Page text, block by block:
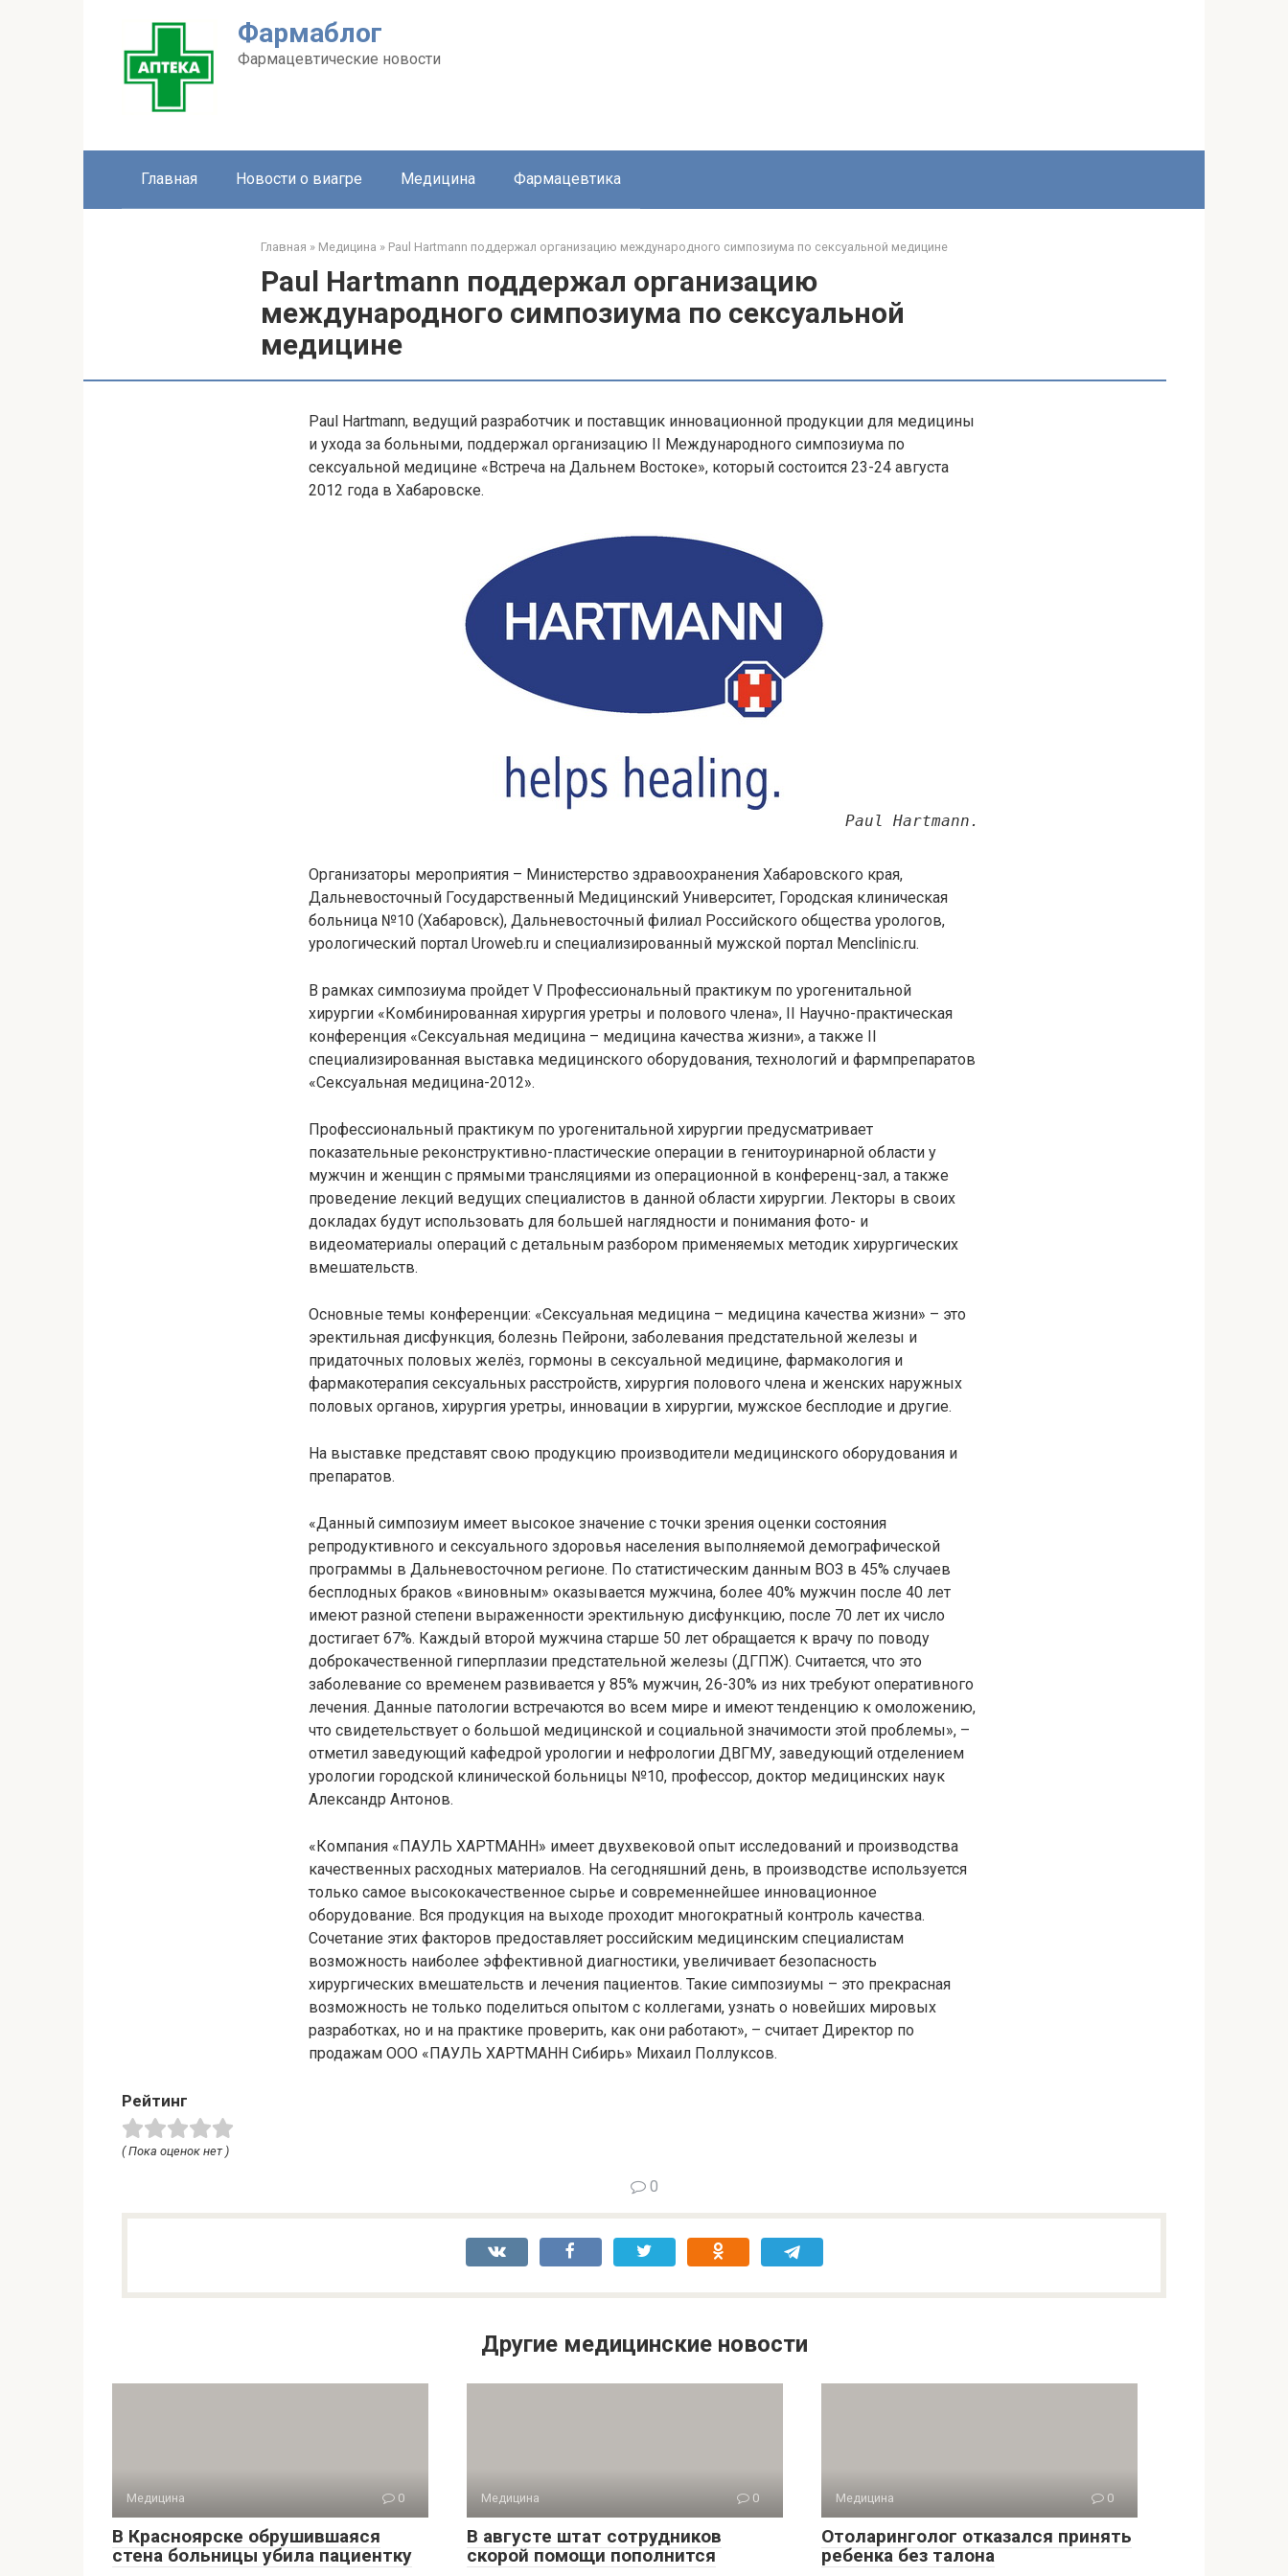
Фармаблог
Фармацевтические новости
Главная Новости о виагре Медицина Фармацевтика
Главная » Медицина » Paul Hartmann поддержал организацию международного симпозиума по сексуальной медицине
Paul Hartmann поддержал организацию
международного симпозиума по сексуальной
медицине
Paul Hartmann, ведущий разработчик и поставщик инновационной продукции для медицины
и ухода за больными, поддержал организацию II Международного симпозиума по
сексуальной медицине «Встреча на Дальнем Востоке», который состоится 23-24 августа
2012 года в Хабаровске.
Paul Hartmann.
Организаторы мероприятия – Министерство здравоохранения Хабаровского края,
Дальневосточный Государственный Медицинский Университет, Городская клиническая
больница №10 (Хабаровск), Дальневосточный филиал Российского общества урологов,
урологический портал Uroweb.ru и специализированный мужской портал Menclinic.ru.
В рамках симпозиума пройдет V Профессиональный практикум по урогенитальной
хирургии «Комбинированная хирургия уретры и полового члена», II Научно-практическая
конференция «Сексуальная медицина – медицина качества жизни», а также II
специализированная выставка медицинского оборудования, технологий и фармпрепаратов
«Сексуальная медицина-2012».
Профессиональный практикум по урогенитальной хирургии предусматривает
показательные реконструктивно-пластические операции в генитоуринарной области у
мужчин и женщин с прямыми трансляциями из операционной в конференц-зал, а также
проведение лекций ведущих специалистов в данной области хирургии. Лекторы в своих
докладах будут использовать для большей наглядности и понимания фото- и
видеоматериалы операций с детальным разбором применяемых методик хирургических
вмешательств.
Основные темы конференции: «Сексуальная медицина – медицина качества жизни» – это
эректильная дисфункция, болезнь Пейрони, заболевания предстательной железы и
придаточных половых желёз, гормоны в сексуальной медицине, фармакология и
фармакотерапия сексуальных расстройств, хирургия полового члена и женских наружных
половых органов, хирургия уретры, инновации в хирургии, мужское бесплодие и другие.
На выставке представят свою продукцию производители медицинского оборудования и
препаратов.
«Данный симпозиум имеет высокое значение с точки зрения оценки состояния
репродуктивного и сексуального здоровья населения выполняемой демографической
программы в Дальневосточном регионе. По статистическим данным ВОЗ в 45% случаев
бесплодных браков «виновным» оказывается мужчина, более 40% мужчин после 40 лет
имеют разной степени выраженности эректильную дисфункцию, после 70 лет их число
достигает 67%. Каждый второй мужчина старше 50 лет обращается к врачу по поводу
доброкачественной гиперплазии предстательной железы (ДГПЖ). Считается, что это
заболевание со временем развивается у 85% мужчин, 26-30% из них требуют оперативного
лечения. Данные патологии встречаются во всем мире и имеют тенденцию к омоложению,
что свидетельствует о большой медицинской и социальной значимости этой проблемы», –
отметил заведующий кафедрой урологии и нефрологии ДВГМУ, заведующий отделением
урологии городской клинической больницы №10, профессор, доктор медицинских наук
Александр Антонов.
«Компания «ПАУЛЬ ХАРТМАНН» имеет двухвековой опыт исследований и производства
качественных расходных материалов. На сегодняшний день, в производстве используется
только самое высококачественное сырье и современнейшее инновационное
оборудование. Вся продукция на выходе проходит многократный контроль качества.
Сочетание этих факторов предоставляет российским медицинским специалистам
возможность наиболее эффективной диагностики, увеличивает безопасность
хирургических вмешательств и лечения пациентов. Такие симпозиумы – это прекрасная
возможность не только поделиться опытом с коллегами, узнать о новейших мировых
разработках, но и на практике проверить, как они работают», – считает Директор по
продажам ООО «ПАУЛЬ ХАРТМАНН Сибирь» Михаил Поллуксов.
Рейтинг
( Пока оценок нет )
0
Другие медицинские новости
Медицина 0
В Красноярске обрушившаяся
стена больницы убила пациентку
Медицина 0
В августе штат сотрудников
скорой помощи пополнится
Медицина 0
Отоларинголог отказался принять
ребенка без талона